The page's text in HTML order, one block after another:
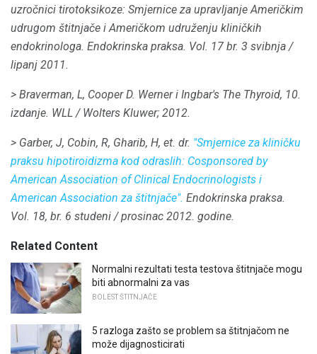
uzročnici tirotoksikoze: Smjernice za upravljanje Američkim
udrugom štitnjače i Američkom udruženju kliničkih
endokrinologa. Endokrinska praksa. Vol. 17 br. 3 svibnja /
lipanj 2011.
> Braverman, L, Cooper D. Werner i Ingbar's The Thyroid, 10.
izdanje. WLL / Wolters Kluwer; 2012.
> Garber, J, Cobin, R, Gharib, H, et. dr. "Smjernice za kliničku
praksu hipotiroidizma kod odraslih: Cosponsored by
American Association of Clinical Endocrinologists i
American Association za štitnjače". Endokrinska praksa.
Vol. 18, br. 6 studeni / prosinac 2012. godine.
Related Content
Normalni rezultati testa testova štitnjače mogu
biti abnormalni za vas
BOLEST ŠTITNJAČE
5 razloga zašto se problem sa štitnjačom ne
može dijagnosticirati